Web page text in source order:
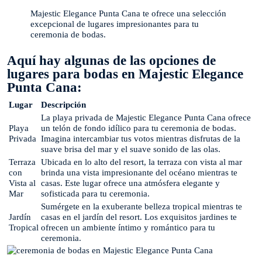
Majestic Elegance Punta Cana te ofrece una selección
excepcional de lugares impresionantes para tu
ceremonia de bodas.
Aquí hay algunas de las opciones de
lugares para bodas en Majestic Elegance
Punta Cana:
Lugar Descripción
Playa
Privada
La playa privada de Majestic Elegance Punta Cana ofrece
un telón de fondo idílico para tu ceremonia de bodas.
Imagina intercambiar tus votos mientras disfrutas de la
suave brisa del mar y el suave sonido de las olas.
Terraza
con
Vista al
Mar
Ubicada en lo alto del resort, la terraza con vista al mar
brinda una vista impresionante del océano mientras te
casas. Este lugar ofrece una atmósfera elegante y
sofisticada para tu ceremonia.
Jardín
Tropical
Sumérgete en la exuberante belleza tropical mientras te
casas en el jardín del resort. Los exquisitos jardines te
ofrecen un ambiente íntimo y romántico para tu
ceremonia.